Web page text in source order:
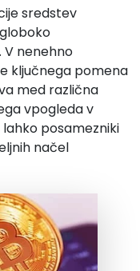
sredstev
V nenehno
ključnega pomena
med različna
vpogleda v
posamezniki
načel